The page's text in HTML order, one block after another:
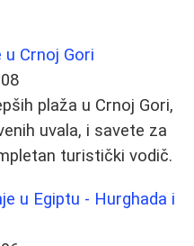
Crnoj Gori
plaža u Crnoj Gori,
uvala, i savete za
turistički vodič.
u Egiptu - Hurghada i